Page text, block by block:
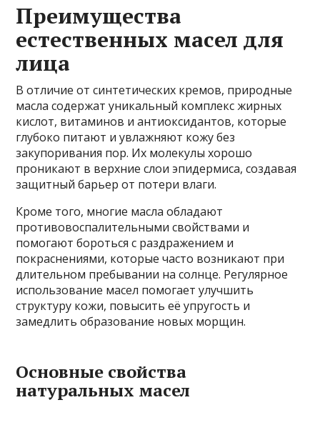
Преимущества
естественных масел для
лица
В отличие от синтетических кремов, природные
масла содержат уникальный комплекс жирных
кислот, витаминов и антиоксидантов, которые
глубоко питают и увлажняют кожу без
закупоривания пор. Их молекулы хорошо
проникают в верхние слои эпидермиса, создавая
защитный барьер от потери влаги.
Кроме того, многие масла обладают
противовоспалительными свойствами и
помогают бороться с раздражением и
покраснениями, которые часто возникают при
длительном пребывании на солнце. Регулярное
использование масел помогает улучшить
структуру кожи, повысить её упругость и
замедлить образование новых морщин.
Основные свойства
натуральных масел